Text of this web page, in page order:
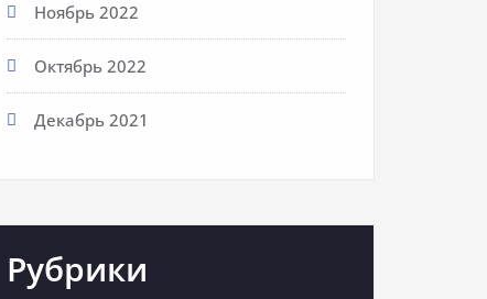
Ноябрь 2022
Октябрь 2022
Декабрь 2021
Рубрики